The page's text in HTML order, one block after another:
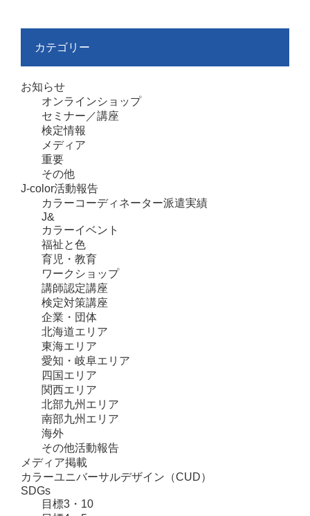
カテゴリー
お知らせ
オンラインショップ
セミナー／講座
検定情報
メディア
重要
その他
J-color活動報告
カラーコーディネーター派遣実績
J&
カラーイベント
福祉と色
育児・教育
ワークショップ
講師認定講座
検定対策講座
企業・団体
北海道エリア
東海エリア
愛知・岐阜エリア
四国エリア
関西エリア
北部九州エリア
南部九州エリア
海外
その他活動報告
メディア掲載
カラーユニバーサルデザイン（CUD）
SDGs
目標3・10